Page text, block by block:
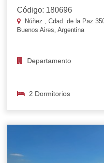
Código: 180696
Núñez , Cdad. de la Paz
Buenos Aires, Argentina
Departamento
2 Dormitorios